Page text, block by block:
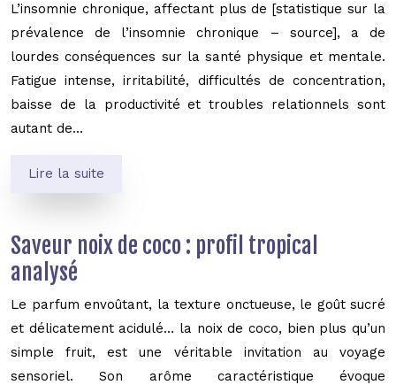
L’insomnie chronique, affectant plus de [statistique sur la
prévalence de l’insomnie chronique – source], a de
lourdes conséquences sur la santé physique et mentale.
Fatigue intense, irritabilité, difficultés de concentration,
baisse de la productivité et troubles relationnels sont
autant de…
Lire la suite
Saveur noix de coco : profil tropical
analysé
Le parfum envoûtant, la texture onctueuse, le goût sucré
et délicatement acidulé… la noix de coco, bien plus qu’un
simple fruit, est une véritable invitation au voyage
sensoriel. Son arôme caractéristique évoque